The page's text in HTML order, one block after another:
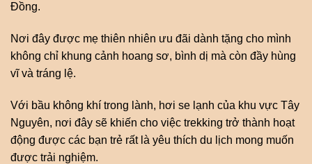
Đồng.
Nơi đây được mẹ thiên nhiên ưu đãi dành tặng cho mình
không chỉ khung cảnh hoang sơ, bình dị mà còn đầy hùng
vĩ và tráng lệ.
Với bầu không khí trong lành, hơi se lạnh của khu vực Tây
Nguyên, nơi đây sẽ khiến cho việc trekking trở thành hoạt
động được các bạn trẻ rất là yêu thích du lịch mong muốn
được trải nghiệm.